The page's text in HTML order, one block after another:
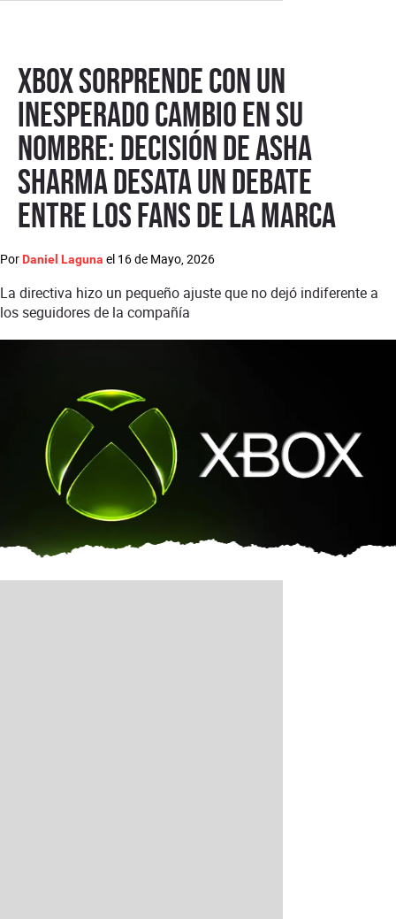
Xbox sorprende con un
inesperado cambio en su
nombre: decisión de Asha
Sharma desata un debate
entre los fans de la marca
Por Daniel Laguna el 16 de Mayo, 2026
La directiva hizo un pequeño ajuste que no dejó indiferente a
los seguidores de la compañía